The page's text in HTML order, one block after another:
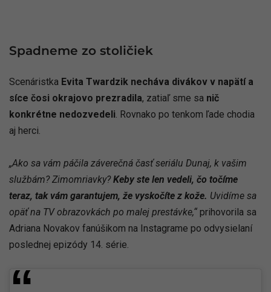
Spadneme zo stoličiek
Scenáristka Evita Twardzik necháva divákov v napätí a
síce čosi okrajovo prezradila, zatiaľ sme sa nič
konkrétne nedozvedeli. Rovnako po tenkom ľade chodia
aj herci.
„Ako sa vám páčila záverečná časť seriálu Dunaj, k vašim
službám? Zimomriavky?Keby ste len vedeli, čo točíme
teraz, tak vám garantujem, že vyskočíte z kože. Uvidíme sa
opäť na TV obrazovkách po malej prestávke,“ prihovorila sa
Adriana Novakov fanúšikom na Instagrame po odvysielaní
poslednej epizódy 14. série.